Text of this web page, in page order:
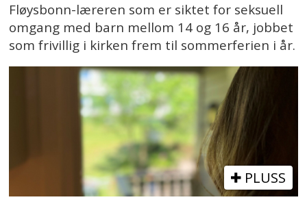
Fløysbonn-læreren som er siktet for seksuell
omgang med barn mellom 14 og 16 år, jobbet
som frivillig i kirken frem til sommerferien i år.
PLUSS